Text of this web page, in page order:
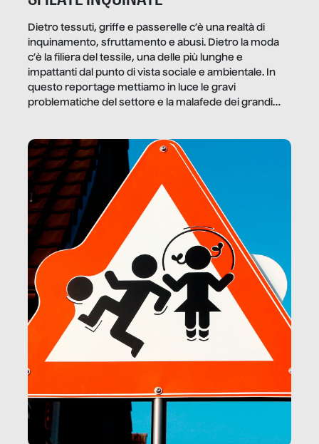
Dietro tessuti, griffe e passerelle c’è una realtà di
inquinamento, sfruttamento e abusi. Dietro la moda
c’è la filiera del tessile, una delle più lunghe e
impattanti dal punto di vista sociale e ambientale. In
questo reportage mettiamo in luce le gravi
problematiche del settore e la malafede dei grandi